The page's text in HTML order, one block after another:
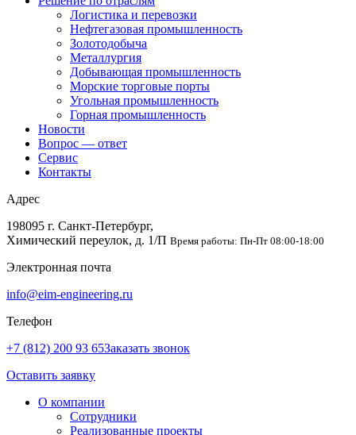
Логистика и перевозки
Нефтегазовая промышленность
Золотодобыча
Металлургия
Добывающая промышленность
Морские торговые порты
Угольная промышленность
Горная промышленность
Новости
Вопрос — ответ
Сервис
Контакты
Адрес
198095 г. Санкт-Петербург,
Химический переулок, д. 1/П Время работы: Пн-Пт 08:00-18:00
Электронная почта
info@eim-engineering.ru
Телефон
+7 (812) 200 93 65Заказать звонок
Оставить заявку
О компании
Сотрудники
Реализованные проекты